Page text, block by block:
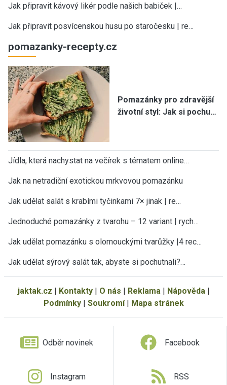
Jak připravit kávový likér podle našich babiček |…
Jak připravit posvícenskou husu po staročesku | re…
pomazanky-recepty.cz
Pomazánky pro zdravější
životní styl: Jak si pochu…
Jídla, která nachystat na večírek s tématem online…
Jak na netradiční exotickou mrkvovou pomazánku
Jak udělat salát s krabími tyčinkami 7× jinak | re…
Jednoduché pomazánky z tvarohu – 12 variant | rych…
Jak udělat pomazánku s olomouckými tvarůžky |4 rec…
Jak udělat sýrový salát tak, abyste si pochutnali?…
jaktak.cz | Kontakty| O nás | Reklama | Nápověda |
Podmínky| Soukromí| Mapa stránek
Odběr novinek Facebook
Instagram RSS